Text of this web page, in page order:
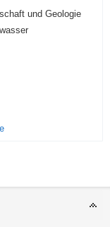
und Geologie